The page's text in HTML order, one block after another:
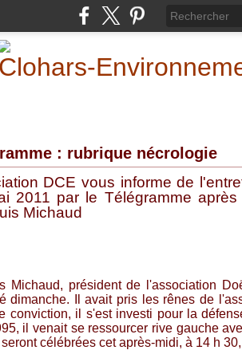
: rubrique nécrologie
DCE vous informe de
2011 par le Télégramme
Michaud
Michaud, président de l'association
dimanche. Il avait pris les rênes de
conviction, il s'est investi pour la
il venait se ressourcer rive gauche
célébrées cet après-midi, à 14 h